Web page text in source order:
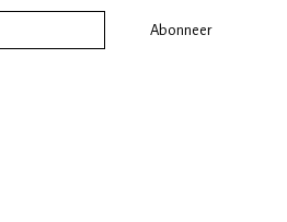
Abonneer